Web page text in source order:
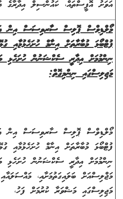
އަވަށު އޮފީސްތައް، ކައުންސިލް އިދާރާގެ
މޯލްޑިވްސް ޕޮލިސް ސާރވިސަސް އިން
ފުޓްބޯޅަ މުބާރާތަށް އިނާމް ހުށަހެޅުމާއި
ނިންމުމަށް އިދާރީ ސެކްޝަނުން ހުށަހެޅި
މަޖިލިސްގައި ނިންމިގޮތް:
މޯލްޑިވްސް ޕޮލިސް ސާރވިސަސް އިން
ފުޓްބޯޅަ މުބާރާތަށް އިނާމް ހުށަހެޅުމާއި
ނިންމުމަށް އިދާރީ ސެކްޝަނުން ހުށަހެޅި
މަޖްލިސްއަށް ބަލައިގަތުމަށާއި،
މަޖިލިސްގައި މަޝްވަރާ ކުރުމަށް ފަހު،